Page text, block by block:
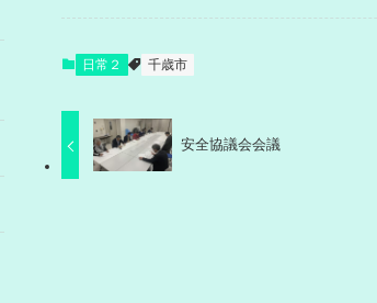
日常２ 千歳市
安全協議会会議